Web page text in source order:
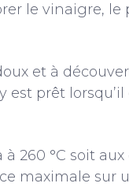
le vinaigre, le
et à
est prêt
260 °C soit aux
maximale sur